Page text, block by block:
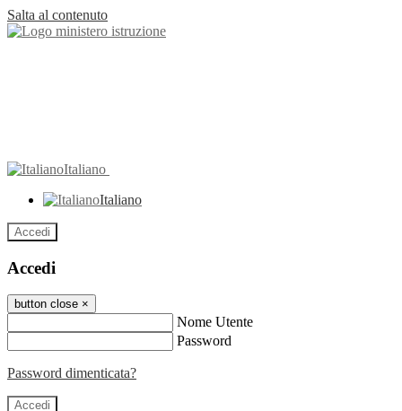
Salta al contenuto
Italiano
Italiano
Accedi
Accedi
button close ×
Nome Utente
Password
Password dimenticata?